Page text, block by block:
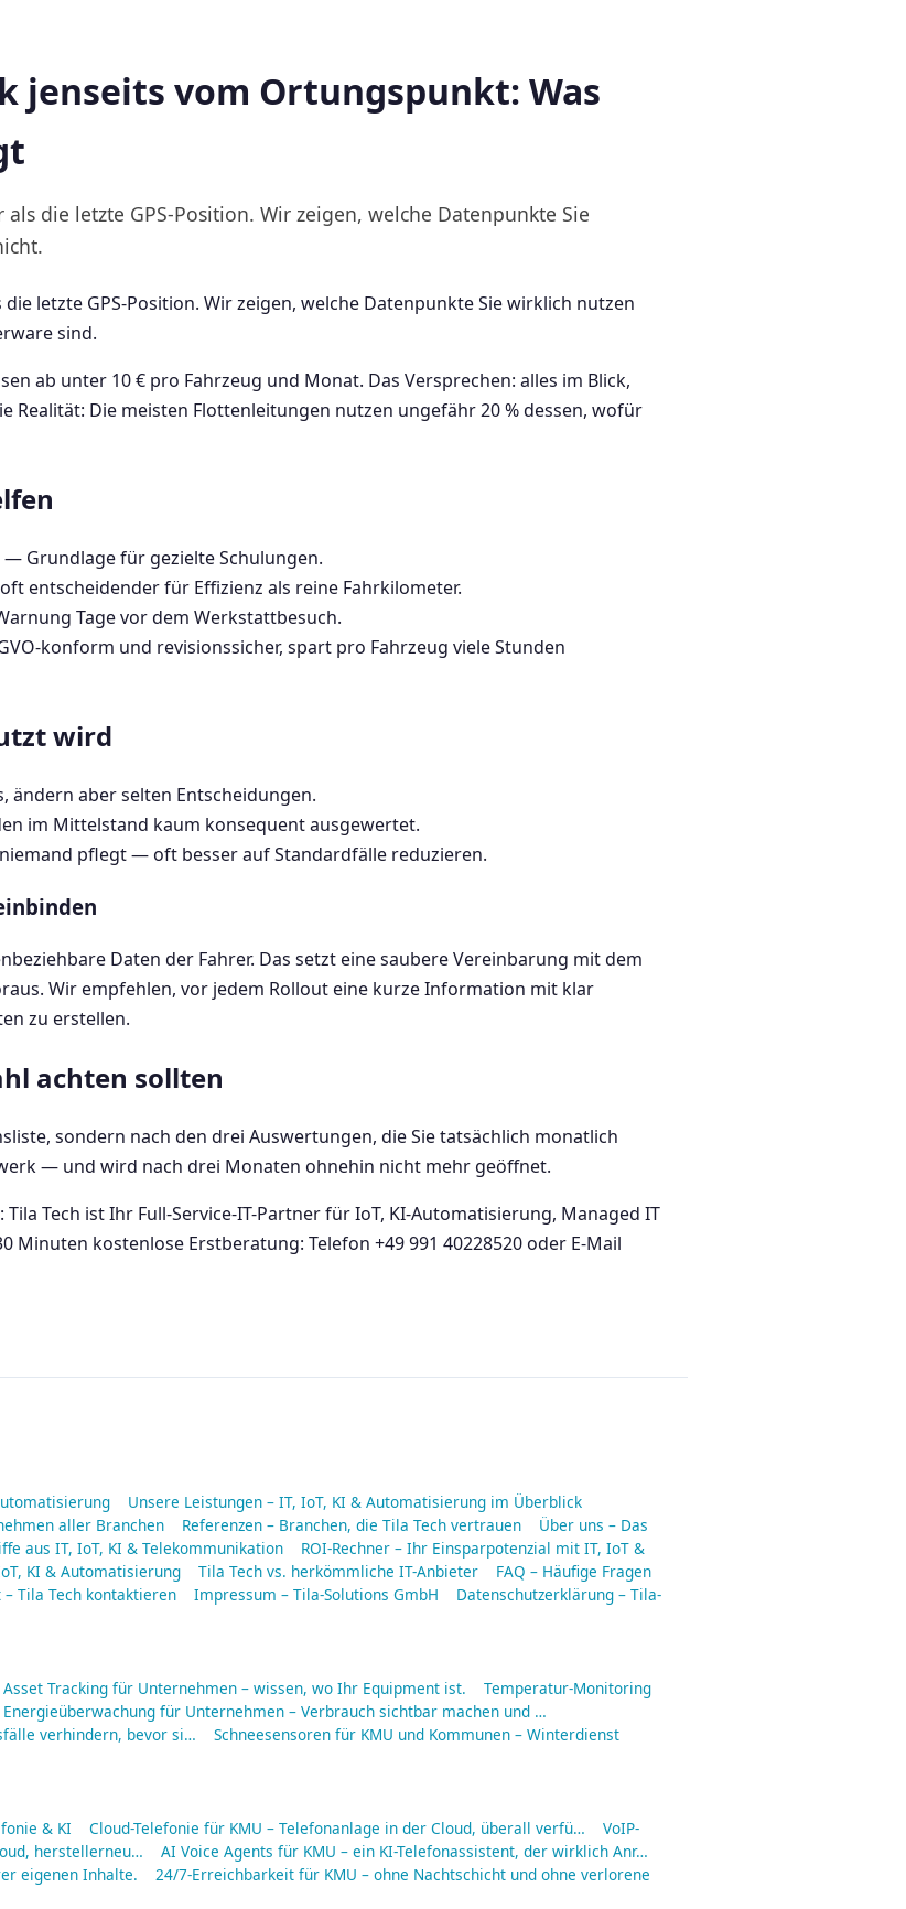
jenseits vom Ortungspunkt: Was
die letzte GPS-Position. Wir zeigen, welche Datenpunkte Sie
letzte GPS-Position. Wir zeigen, welche Datenpunkte Sie wirklich nutzen
sind.
ab unter 10 € pro Fahrzeug und Monat. Das Versprechen: alles im Blick,
Realität: Die meisten Flottenleitungen nutzen ungefähr 20 % dessen, wofür
Grundlage für gezielte Schulungen.
entscheidender für Effizienz als reine Fahrkilometer.
Tage vor dem Werkstattbesuch.
konform und revisionssicher, spart pro Fahrzeug viele Stunden
wird
ändern aber selten Entscheidungen.
im Mittelstand kaum konsequent ausgewertet.
pflegt — oft besser auf Standardfälle reduzieren.
Daten der Fahrer. Das setzt eine saubere Vereinbarung mit dem
Wir empfehlen, vor jedem Rollout eine kurze Information mit klar
zu erstellen.
achten sollten
sondern nach den drei Auswertungen, die Sie tatsächlich monatlich
— und wird nach drei Monaten ohnehin nicht mehr geöffnet.
Tech ist Ihr Full-Service-IT-Partner für IoT, KI-Automatisierung, Managed IT
kostenlose Erstberatung: Telefon +49 991 40228520 oder E-Mail
Unsere Leistungen – IT, IoT, KI & Automatisierung im Überblick
aller Branchen
Referenzen – Branchen, die Tila Tech vertrauen
Über uns – Das
aus IT, IoT, KI & Telekommunikation
ROI-Rechner – Ihr Einsparpotenzial mit IT, IoT &
KI & Automatisierung Tila Tech vs. herkömmliche IT-Anbieter
FAQ – Häufige Fragen
– Tila Tech kontaktieren Impressum – Tila-Solutions GmbH
Datenschutzerklärung – Tila-
Asset Tracking für Unternehmen – wissen, wo Ihr Equipment ist.
Temperatur-Monitoring
Energieüberwachung für Unternehmen – Verbrauch sichtbar machen und …
verhindern, bevor si…
Schneesensoren für KMU und Kommunen – Winterdienst
& KI Cloud-Telefonie für KMU – Telefonanlage in der Cloud, überall verfü…
VoIP-
herstellerneu…
AI Voice Agents für KMU – ein KI-Telefonassistent, der wirklich Anr…
eigenen Inhalte.
24/7-Erreichbarkeit für KMU – ohne Nachtschicht und ohne verlorene